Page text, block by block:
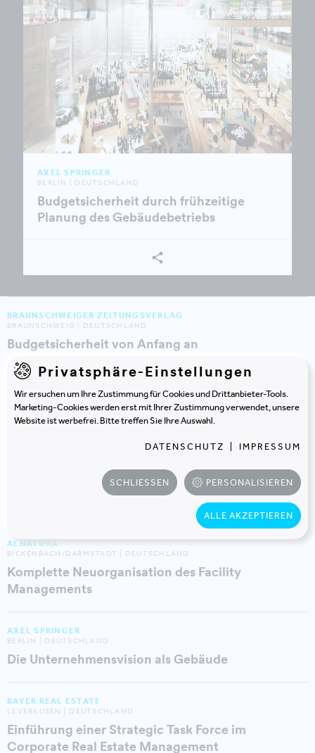
AXEL SPRINGER
BERLIN | DEUTSCHLAND
Budgetsicherheit durch frühzeitige
Planung des Gebäudebetriebs
BRAUNSCHWEIGER ZEITUNGSVERLAG
BRAUNSCHWEIG | DEUTSCHLAND
Budgetsicherheit von Anfang an
SALZBURG | ÖSTERREICH
Digitales Informationsmanagement schont Kosten
MANNHEIM | DEUTSCHLAND
Smart Building – von der Theorie in die Praxis
ALNATURA
BICKENBACH/DARMSTADT | DEUTSCHLAND
Komplette Neuorganisation des Facility
Managements
AXEL SPRINGER
BERLIN | DEUTSCHLAND
Die Unternehmensvision als Gebäude
BAYER REAL ESTATE
LEVERKUSEN | DEUTSCHLAND
Einführung einer Strategic Task Force im
Corporate Real Estate Management
Privatsphäre-Einstellungen
Wir ersuchen um Ihre Zustimmung für Cookies und Drittanbieter-Tools.
Marketing-Cookies werden erst mit Ihrer Zustimmung verwendet, unsere
Website ist werbefrei. Bitte treffen Sie Ihre Auswahl.
DATENSCHUTZ IMPRESSUM
SCHLIESSEN PERSONALISIEREN
ALLE AKZEPTIEREN